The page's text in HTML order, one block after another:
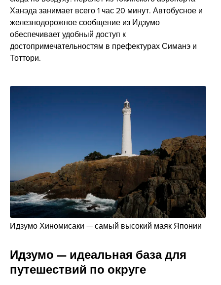
Ханэда занимает всего 1 час 20 минут. Автобусное и
железнодорожное сообщение из Идзумо
обеспечивает удобный доступ к
достопримечательностям в префектурах Симанэ и
Тоттори.
Идзумо Хиномисаки — самый высокий маяк Японии
Идзумо — идеальная база для
путешествий по округе